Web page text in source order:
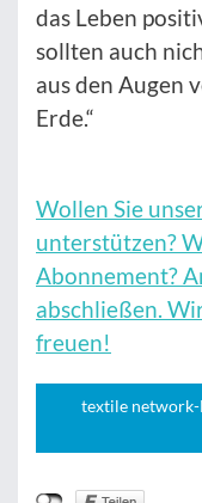
das Leben
sollten auch
aus den Augen
Erde.“
Wollen Sie
unterstützen?
Abonnement?
abschließen.
freuen!
textile